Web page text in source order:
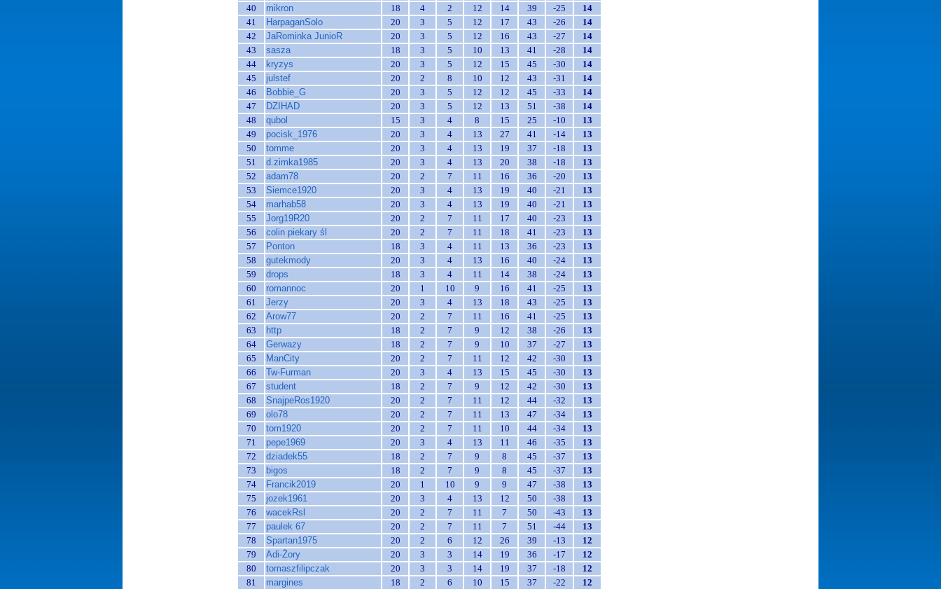
40
mikron 18 4 2 12 14 39 -25
14
41
HarpaganSolo 20 3 5 12 17 43 -26
14
42
JaRominka JunioR 20 3 5 12 16 43 -27
14
43
sasza 18 3 5 10 13 41 -28
14
44
kryzys 20 3 5 12 15 45 -30
14
45
julstef 20 2 8 10 12 43 -31
14
46
Bobbie_G 20 3 5 12 12 45 -33
14
47
DZIHAD 20 3 5 12 13 51 -38
14
48
qubol 15 3 4 8 15 25 -10
13
49
pocisk_1976 20 3 4 13 27 41 -14
13
50
tomme 20 3 4 13 19 37 -18
13
51
d.zimka1985 20 3 4 13 20 38 -18
13
52
adam78 20 2 7 11 16 36 -20
13
53
Siemce1920 20 3 4 13 19 40 -21
13
54
marhab58 20 3 4 13 19 40 -21
13
55
Jorg19R20 20 2 7 11 17 40 -23
13
56
colin piekary śl 20 2 7 11 18 41 -23
13
57
Ponton 18 3 4 11 13 36 -23
13
58
gutekmody 20 3 4 13 16 40 -24
13
59
drops 18 3 4 11 14 38 -24
13
60
romannoc 20 1 10 9 16 41 -25
13
61
Jerzy 20 3 4 13 18 43 -25
13
62
Arow77 20 2 7 11 16 41 -25
13
63
http 18 2 7 9 12 38 -26
13
64
Gerwazy 18 2 7 9 10 37 -27
13
65
ManCity 20 2 7 11 12 42 -30
13
66
Tw-Furman 20 3 4 13 15 45 -30
13
67
student 18 2 7 9 12 42 -30
13
68
SnajpeRos1920 20 2 7 11 12 44 -32
13
69
olo78 20 2 7 11 13 47 -34
13
70
tom1920 20 2 7 11 10 44 -34
13
71
pepe1969 20 3 4 13 11 46 -35
13
72
dziadek55 18 2 7 9 8 45 -37
13
73
bigos 18 2 7 9 8 45 -37
13
74
Francik2019 20 1 10 9 9 47 -38
13
75
jozek1961 20 3 4 13 12 50 -38
13
76
wacekRsl 20 2 7 11 7 50 -43
13
77
paulek 67 20 2 7 11 7 51 -44
13
78
Spartan1975 20 2 6 12 26 39 -13
12
79
Adi-Żory 20 3 3 14 19 36 -17
12
80
tomaszfilipczak 20 3 3 14 19 37 -18
12
81
margines 18 2 6 10 15 37 -22
12